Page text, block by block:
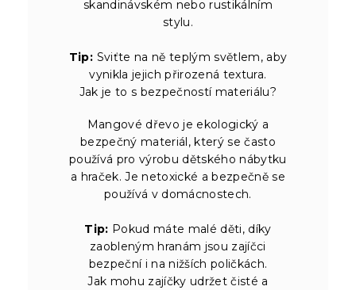
skandinávském nebo rustikálním
stylu.
Tip: Sviťte na ně teplým světlem, aby
vynikla jejich přirozená textura.
Jak je to s bezpečností materiálu?
Mangové dřevo je ekologický a
bezpečný materiál, který se často
používá pro výrobu dětského nábytku
a hraček. Je netoxické a bezpečně se
používá v domácnostech.
Tip: Pokud máte malé děti, díky
zaobleným hranám jsou zajíčci
bezpeční i na nižších poličkách.
Jak mohu zajíčky udržet čisté a